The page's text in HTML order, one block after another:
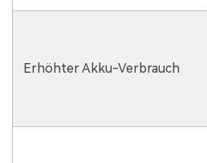
Erhöhter Akku-Verbrauch